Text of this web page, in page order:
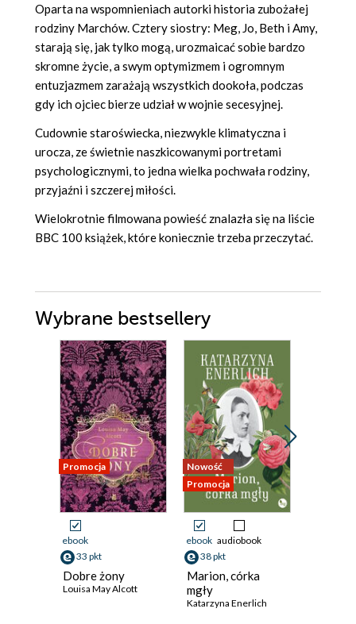
Oparta na wspomnieniach autorki historia zubożałej
rodziny Marchów. Cztery siostry: Meg, Jo, Beth i Amy,
starają się, jak tylko mogą, urozmaicać sobie bardzo
skromne życie, a swym optymizmem i ogromnym
entuzjazmem zarażają wszystkich dookoła, podczas
gdy ich ojciec bierze udział w wojnie secesyjnej.
Cudownie staroświecka, niezwykle klimatyczna i
urocza, ze świetnie naszkicowanymi portretami
psychologicznymi, to jedna wielka pochwała rodziny,
przyjaźni i szczerej miłości.
Wielokrotnie filmowana powieść znalazła się na liście
BBC 100 książek, które koniecznie trzeba przeczytać.
Wybrane bestsellery
Promocja
ebook
33 pkt
Dobre żony
Louisa May Alcott
Nowość
Promocja
ebook audiobook
38 pkt
Marion, córka
mgły
Katarzyna Enerlich